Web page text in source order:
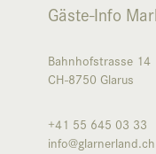
Gäste-Info
Bahnhofstrasse 14
CH-8750 Glarus
+41 55 645 03 33
info@glarnerland.ch